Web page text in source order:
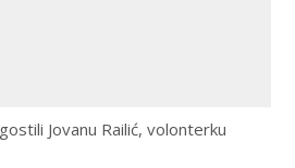
Jovanu Railić, volonterku